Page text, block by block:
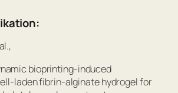
bioprinting-induced
laden fibrin-alginate hydrogel for